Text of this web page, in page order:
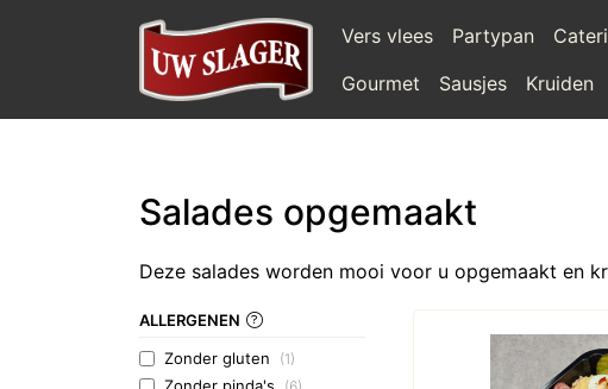
Vers vlees Partypan
Gourmet
Sausjes Kruiden
Salades opgemaakt
Deze salades worden mooi voor u opgemaakt en
ALLERGENEN
Zonder gluten
(1)
(6)